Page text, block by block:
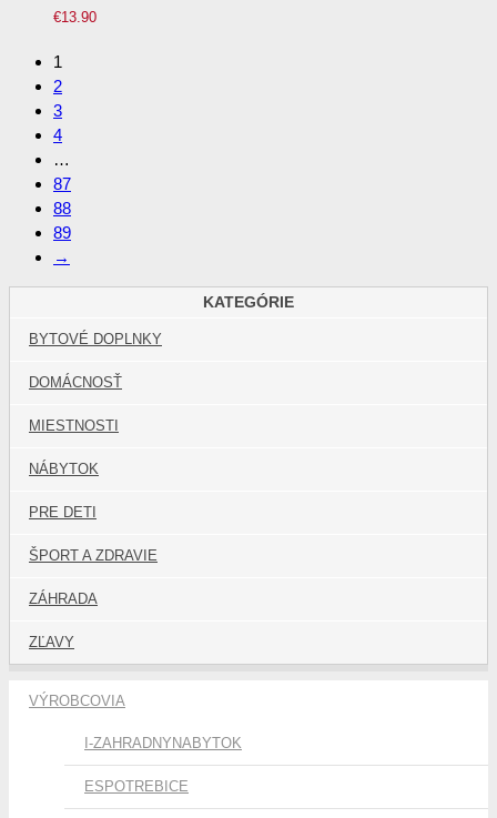
€13.90
1
2
3
4
…
87
88
89
→
KATEGÓRIE
BYTOVÉ DOPLNKY
DOMÁCNOSŤ
MIESTNOSTI
NÁBYTOK
PRE DETI
ŠPORT A ZDRAVIE
ZÁHRADA
ZĽAVY
VÝROBCOVIA
I-ZAHRADNYNABYTOK
ESPOTREBICE